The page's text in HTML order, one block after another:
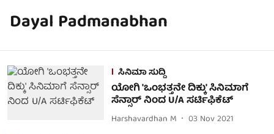
Dayal Padmanabhan
ಸಿನಿಮಾ ಸುದ್ದಿ
ಯೋಗಿ 'ಒಂಭತ್ತನೇ ದಿಕ್ಕು' ಸಿನಿಮಾಗೆ
ಸೆನ್ಸಾರ್ ನಿಂದ U/A ಸರ್ಟಿಫಿಕೆಟ್
Harshavardhan M
03 Nov 2021